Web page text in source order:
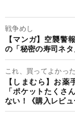
戦争めし
【マンガ】空襲警
の「秘密の寿司ネタ
これ、買ってよかった
【しまむら】お
「ポケットたくさ
ない！《購入レビュ